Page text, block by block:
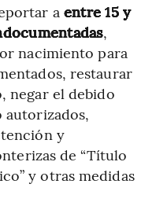
a entre 15 y
,
nacimiento para
restaurar
negar el debido
autorizados,
y
de “Título
y otras medidas